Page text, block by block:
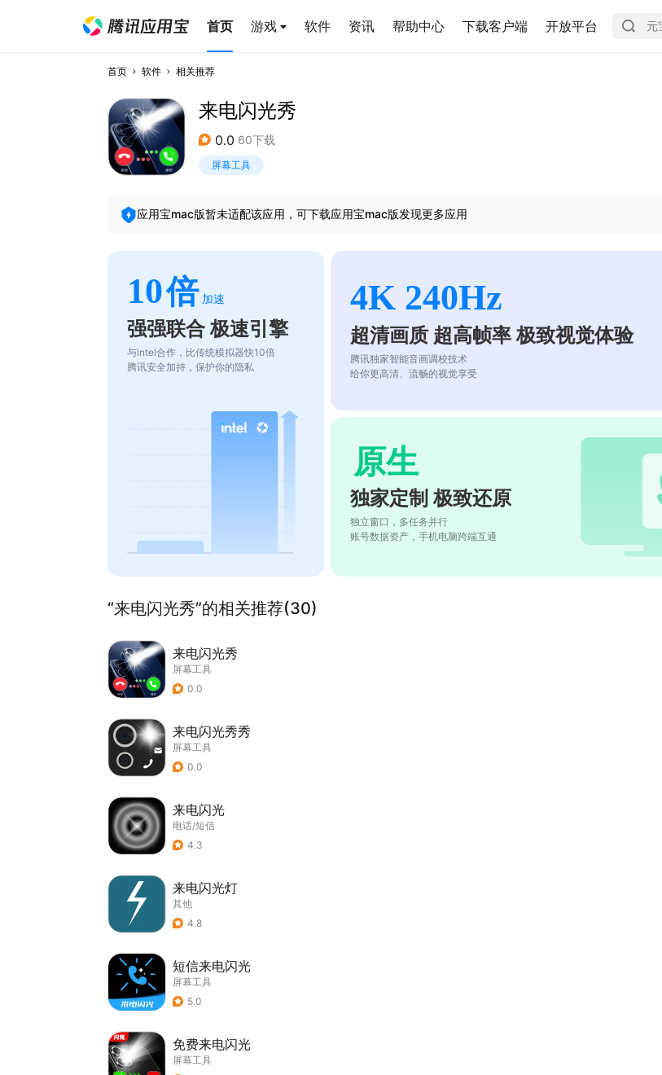
首页 游戏 软件 资讯 帮助中心 下载客户端 开放平台
首页 软件 相关推荐
来电闪光秀
0.0 60下载
屏幕工具
应用宝mac版暂未适配该应用，可下载应用宝mac版发现更多应用
10倍 加速
强强联合 极速引擎
与intel合作，比传统模拟器快10倍
腾讯安全加持，保护你的隐私
4K 240Hz
超清画质 超高帧率 极致视觉体验
腾讯独家智能音画调校技术
给你更高清、流畅的视觉享受
原生
独家定制 极致还原
独立窗口，多任务并行
账号数据资产，手机电脑跨端互通
“来电闪光秀”的相关推荐(30)
来电闪光秀
屏幕工具
0.0
来电闪光秀秀
屏幕工具
0.0
来电闪光
电话/短信
4.3
来电闪光灯
其他
4.8
短信来电闪光
屏幕工具
5.0
免费来电闪光
屏幕工具